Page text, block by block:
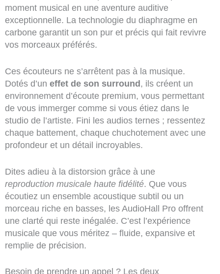
moment musical en une aventure auditive
exceptionnelle. La technologie du diaphragme en
carbone garantit un son pur et précis qui fait revivre
vos morceaux préférés.
Ces écouteurs ne s’arrêtent pas à la musique.
Dotés d’un effet de son surround, ils créent un
environnement d’écoute premium, vous permettant
de vous immerger comme si vous étiez dans le
studio de l’artiste. Fini les audios ternes ; ressentez
chaque battement, chaque chuchotement avec une
profondeur et un détail incroyables.
Dites adieu à la distorsion grâce à une
reproduction musicale haute fidélité. Que vous
écoutiez un ensemble acoustique subtil ou un
morceau riche en basses, les AudioHall Pro offrent
une clarté qui reste inégalée. C’est l’expérience
musicale que vous méritez – fluide, expansive et
remplie de précision.
Besoin de prendre un appel ? Les deux